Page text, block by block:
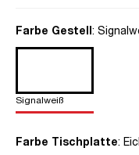
Farbe Gestell:
Signalweiß
Farbe Tischplatte: